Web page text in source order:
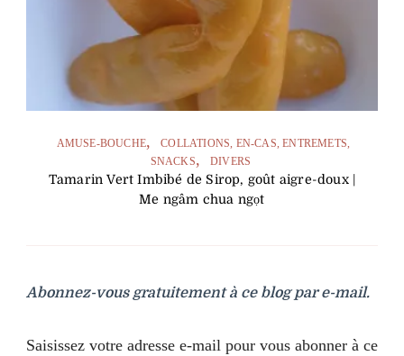
AMUSE-BOUCHE
COLLATIONS, EN-CAS, ENTREMETS,
SNACKS
DIVERS
Tamarin Vert Imbibé de Sirop, goût aigre-doux |
Me ngâm chua ngọt
Abonnez-vous gratuitement à ce blog par e-mail.
Saisissez votre adresse e-mail pour vous abonner à ce